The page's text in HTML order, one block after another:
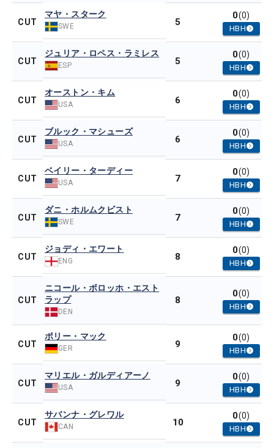
CUT
マヤ・スターク
SWE 5
0(0)
HBH
CUT
ジュリア・ロペス・ラミレス
ESP 5
0(0)
HBH
CUT
オーストン・キム
USA 6
0(0)
HBH
CUT
ブルック・マシューズ
USA 6
0(0)
HBH
CUT
ベイリー・ターディー
USA 7
0(0)
HBH
CUT
ダニ・ホルムクビスト
SWE 7
0(0)
HBH
CUT
ジョディ・エワート
ENG 8
0(0)
HBH
CUT
ニコール・ボロッホ・エスト
ラップ
DEN
8
0(0)
HBH
CUT
ポリー・マック
GER 9
0(0)
HBH
CUT
マリエル・ガルディアーノ
USA 9
0(0)
HBH
CUT
サバンナ・グレワル
CAN 10
0(0)
HBH